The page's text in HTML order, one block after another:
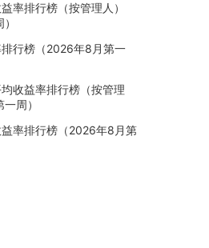
：与天合算力订
探能源垂类大模型与Toke
场排名第三
绿航二次递表港交所，为
设备和系统提供商
率排行榜（按管理人）
排行榜（2026年8月第一
收益率排行榜（按管理
周）
益率排行榜（2026年8月第